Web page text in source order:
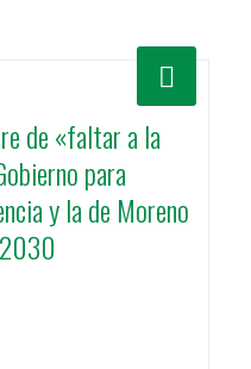
de «faltar a la
para
y la de Moreno